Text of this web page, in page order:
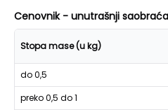
Cenovnik - unutrašnji
Stopa mase (u kg)
do 0,5
preko 0,5 do 1